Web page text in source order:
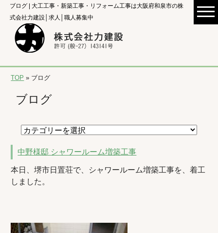
ブログ | 大工工事・新築工事・リフォーム工事は大阪府和泉市の株
式会社力建設│求人│職人募集中
TOP » ブログ
ブログ
中野様邸 シャワールーム増築工事
本日、堺市日置荘で、シャワールーム増築工事を、着工
しました。